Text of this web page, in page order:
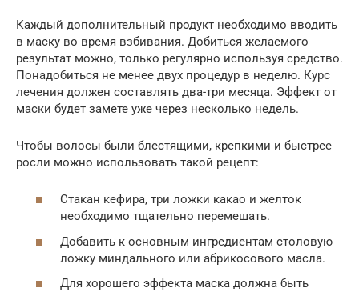
Каждый дополнительный продукт необходимо вводить
в маску во время взбивания. Добиться желаемого
результат можно, только регулярно используя средство.
Понадобиться не менее двух процедур в неделю. Курс
лечения должен составлять два-три месяца. Эффект от
маски будет замете уже через несколько недель.
Чтобы волосы были блестящими, крепкими и быстрее
росли можно использовать такой рецепт:
Стакан кефира, три ложки какао и желток
необходимо тщательно перемешать.
Добавить к основным ингредиентам столовую
ложку миндального или абрикосового масла.
Для хорошего эффекта маска должна быть